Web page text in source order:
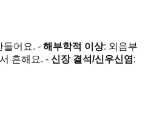
들어요. - 해부학적 이상: 외음부
흔해요. - 신장 결석/신우신염: